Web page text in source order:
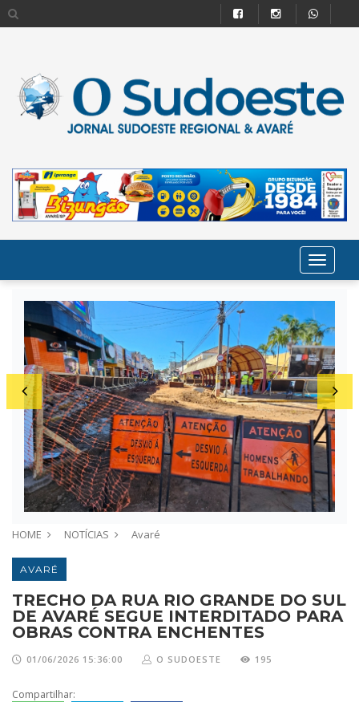
HOME NOTÍCIAS Avaré
AVARÉ
TRECHO DA RUA RIO GRANDE DO SUL
DE AVARÉ SEGUE INTERDITADO PARA
OBRAS CONTRA ENCHENTES
01/06/2026 15:36:00 O SUDOESTE 195
Compartilhar: